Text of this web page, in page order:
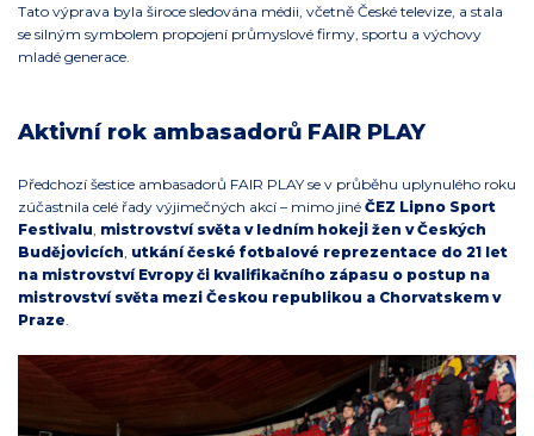
Tato výprava byla široce sledována médii, včetně České televize, a stala
se silným symbolem propojení průmyslové firmy, sportu a výchovy
mladé generace.
Aktivní rok ambasadorů FAIR PLAY
Předchozí šestice ambasadorů FAIR PLAY se v průběhu uplynulého roku
zúčastnila celé řady výjimečných akcí – mimo jiné ČEZ Lipno Sport
Festivalu mistrovství světa v ledním hokeji žen v Českých
Budějovicích utkání české fotbalové reprezentace do 21 let
na mistrovství Evropy či kvalifikačního zápasu o postup na
mistrovství světa mezi Českou republikou a Chorvatskem v
Praze